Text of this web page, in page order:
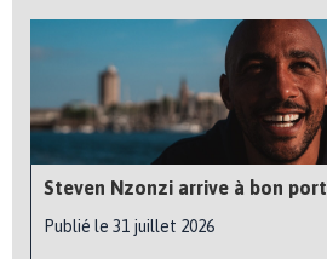
Steven Nzonzi arrive à bon port
Publié le 31 juillet 2026